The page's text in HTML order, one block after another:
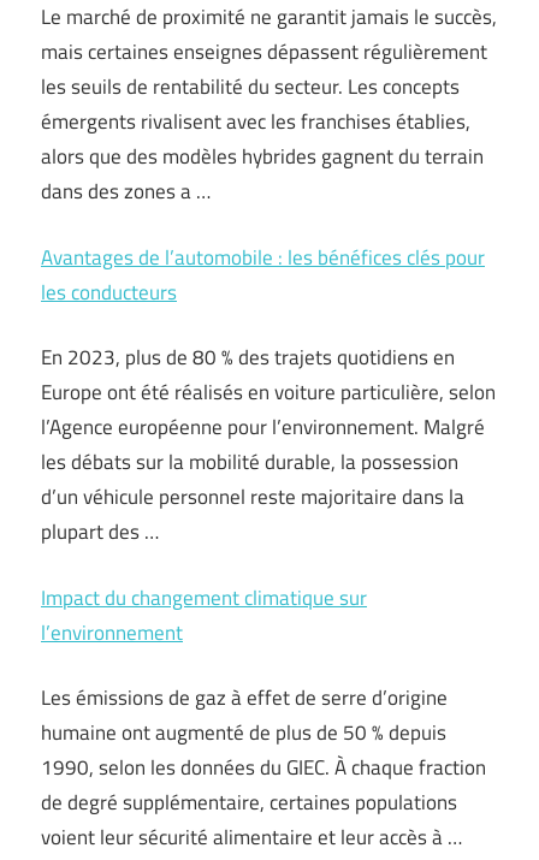
Le marché de proximité ne garantit jamais le succès,
mais certaines enseignes dépassent régulièrement
les seuils de rentabilité du secteur. Les concepts
émergents rivalisent avec les franchises établies,
alors que des modèles hybrides gagnent du terrain
dans des zones a …
Avantages de l’automobile : les bénéfices clés pour
les conducteurs
En 2023, plus de 80 % des trajets quotidiens en
Europe ont été réalisés en voiture particulière, selon
l’Agence européenne pour l’environnement. Malgré
les débats sur la mobilité durable, la possession
d’un véhicule personnel reste majoritaire dans la
plupart des …
Impact du changement climatique sur
l’environnement
Les émissions de gaz à effet de serre d’origine
humaine ont augmenté de plus de 50 % depuis
1990, selon les données du GIEC. À chaque fraction
de degré supplémentaire, certaines populations
voient leur sécurité alimentaire et leur accès à …